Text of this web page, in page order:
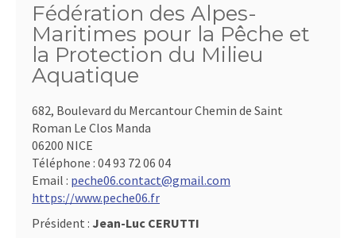
Fédération des Alpes-
Maritimes pour la Pêche et
la Protection du Milieu
Aquatique
682, Boulevard du Mercantour Chemin de Saint
Roman Le Clos Manda
06200 NICE
Téléphone : 04 93 72 06 04
Email : peche06.contact@gmail.com
https://www.peche06.fr
Président : Jean-Luc CERUTTI